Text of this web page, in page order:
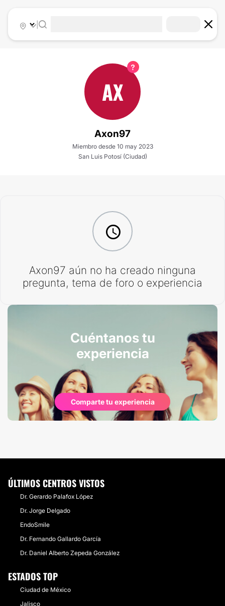
|
AX
Axon97
Miembro desde 10 may 2023
San Luis Potosí (Ciudad)
Axon97 aún no ha creado ninguna
pregunta, tema de foro o experiencia
Cuéntanos tu
experiencia
Comparte tu experiencia
ÚLTIMOS CENTROS VISTOS
Dr. Gerardo Palafox López
Dr. Jorge Delgado
EndoSmile
Dr. Fernando Gallardo García
Dr. Daniel Alberto Zepeda González
ESTADOS TOP
Ciudad de México
Jalisco